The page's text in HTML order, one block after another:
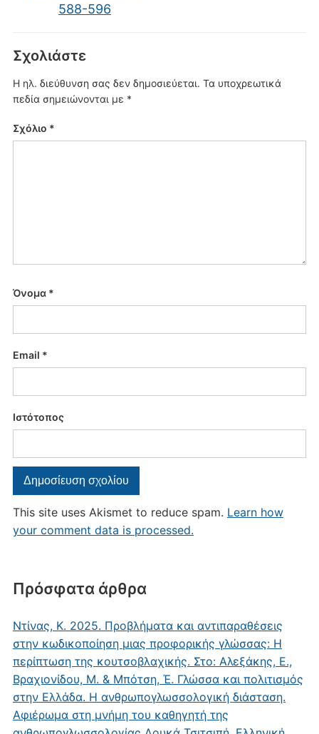
Πρόσφατα άρθρα
Ντίνας, Κ. 2025. Προβλήματα και αντιπαραθέσεις
στην κωδικοποίηση μιας προφορικής γλώσσας: Η
περίπτωση της κουτσοβλαχικής. Στο: Αλεξάκης, Ε.,
Βραχιονίδου, Μ. & Μπότση, Έ. Γλώσσα και πολιτισμός
στην Ελλάδα. Η ανθρωπογλωσσολογική διάσταση.
Αφιέρωμα στη μνήμη του καθηγητή της
588-596
Σχολιάστε
Η ηλ. διεύθυνση σας δεν δημοσιεύεται. Τα υποχρεωτικά
πεδία σημειώνονται με *
Σχόλιο *
Όνομα *
Email *
Ιστότοπος
This site uses Akismet to reduce spam. Learn how
your comment data is processed.